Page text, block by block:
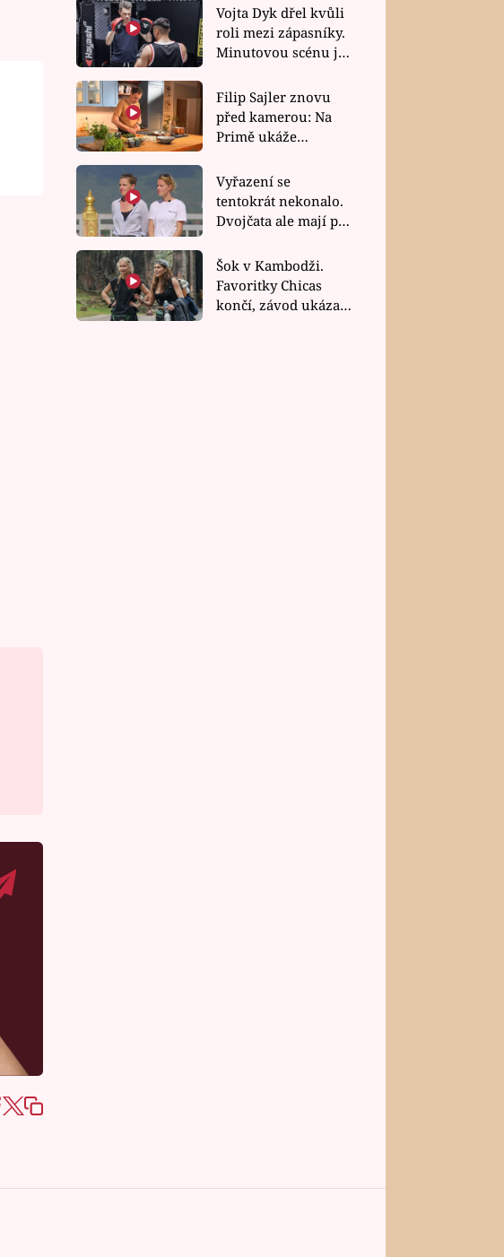
Vojta Dyk dřel kvůli
roli mezi zápasníky.
Minutovou scénu jel
Filip Sajler znovu
před kamerou: Na
Primě ukáže
rychlé recepty
Vyřazení se
tentokrát nekonalo.
Dvojčata ale mají po
závodu nůž na krku
Šok v Kambodži.
Favoritky Chicas
končí, závod ukázal